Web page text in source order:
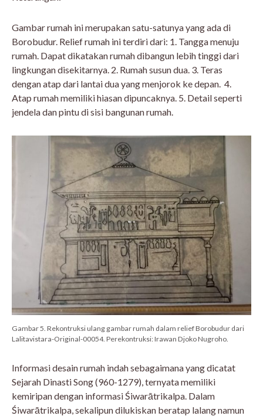
Gambar rumah ini merupakan satu-satunya yang ada di
Borobudur. Relief rumah ini terdiri dari: 1. Tangga menuju
rumah. Dapat dikatakan rumah dibangun lebih tinggi dari
lingkungan disekitarnya. 2. Rumah susun dua. 3. Teras
dengan atap dari lantai dua yang menjorok ke depan. 4.
Atap rumah memiliki hiasan dipuncaknya. 5. Detail seperti
jendela dan pintu di sisi bangunan rumah.
Gambar 5. Rekontruksi ulang gambar rumah dalam relief Borobudur dari
Lalitavistara-Original-00054. Perekontruksi: Irawan Djoko Nugroho.
Informasi desain rumah indah sebagaimana yang dicatat
Sejarah Dinasti Song (960-1279), ternyata memiliki
kemiripan dengan informasi Śiwarātrikalpa. Dalam
Śiwarātrikalpa, sekalipun dilukiskan beratap lalang namun